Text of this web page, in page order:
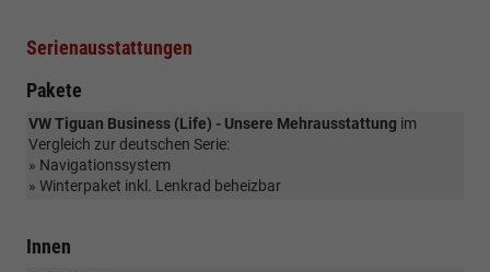
Serienausstattungen
Pakete
VW Tiguan Business (Life) - Unsere Mehrausstattung im
Vergleich zur deutschen Serie:
» Navigationssystem
» Winterpaket inkl. Lenkrad beheizbar
Innen